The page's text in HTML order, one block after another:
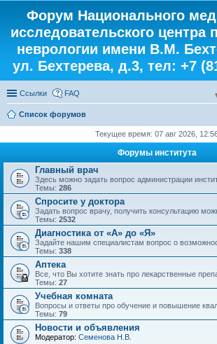
Форум Национального
исследовательского центра
неврологии имени В.М.
ул. Бехтерева, д.3, тел: +7
Ссылки FAQ
Список форумов
Текущее время: 07 авг 2026,
Форумы института
Главный врач
Здесь можно задать вопрос администрации
Темы: 286
Спросите у доктора
Задать вопрос врачу, получить консультацию
Темы: 2532
Диагностика от «А» до «Я»
Задайте нашим специалистам вопрос о
Темы: 338
Аптека
Все, что Вы хотите знать про лекарственные
Темы: 27
Учебная комната
Вопросы и ответы про обучение и повышение
Темы: 79
Новости и объявления
Модератор: Семенова Н.В.